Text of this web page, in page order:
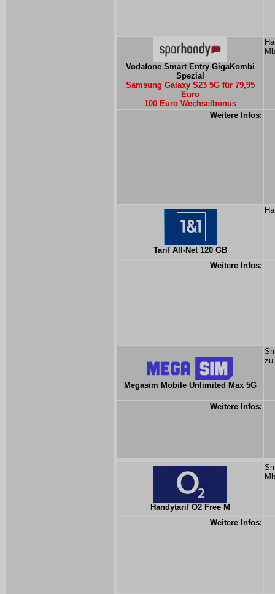
Vodafone Smart Entry GigaKombi
Spezial
Samsung Galaxy S23 5G für 79,95
Euro
100 Euro Wechselbonus
Weitere Infos:
Tarif All-Net 120 GB
Weitere Infos:
Megasim Mobile Unlimited Max 5G
zu
Weitere Infos:
Handytarif O2 Free M
Weitere Infos: